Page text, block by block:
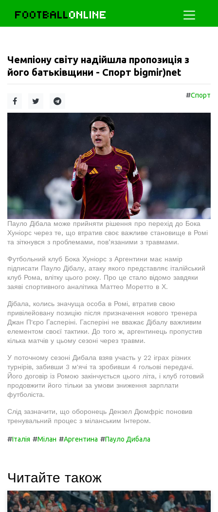
FOOTBALLONLINE
Чемпіону світу надійшла пропозиція з
його батьківщини - Спорт bigmir)net
#Спорт
Пауло Дібала може прийняти рішення про перехід до Бока
Хуніорс через те, що втратив своє важливе становище в Ромі
та зіткнувся з проблемами, пов’язаними з травмами.
Футбольний клуб Бока Хуніорс з Аргентини має намір
підписати Пауло Дібалу, атаку якого представляє італійський
клуб Рома, влітку цього року. Про це стало відомо завдяки
заяві спортивного аналітика Маттео Моретто в Х.
Дібала, колись значуща особа в Ромі, втратив свою
привілейовану позицію після призначення нового тренера
Джан П'єро Гасперіні. Гасперіні не вважає Дібалу важливим
елементом своєї тактики. До того ж, аргентинець пропустив
кілька матчів у цьому сезоні через травми.
У поточному сезоні Дибала взяв участь у 22 іграх різних
турнірів, забивши 3 м'ячі та зробивши 4 гольові передачі.
Його договір із Ромою закінчується цього літа, і клуб готовий
продовжити його тільки за умови зниження зарплати
футболіста.
Слід зазначити, що оборонець Дензел Дюмфріс поновив
тренувальний процес з міланським Інтером.
#Італія #Мілан #Аргентина #Пауло Дибала
Читайте також